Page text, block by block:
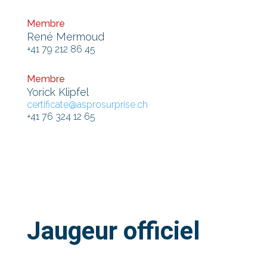
Membre
René Mermoud
+41 79 212 86 45
Membre
Yorick Klipfel
certificate@asprosurprise.ch
+41 76 324 12 65
Jaugeur officiel